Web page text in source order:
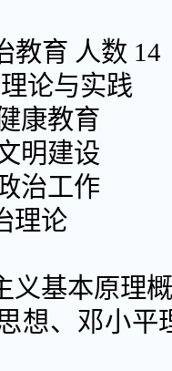
育 人数
论与实践
康教育
明建设
治工作
理论
义基本原理
想、邓小平